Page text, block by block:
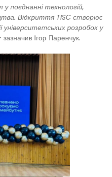
поєднанні технологій,
Відкриття TISC створює
університетських розробок у
зазначив Ігор Паренчук.